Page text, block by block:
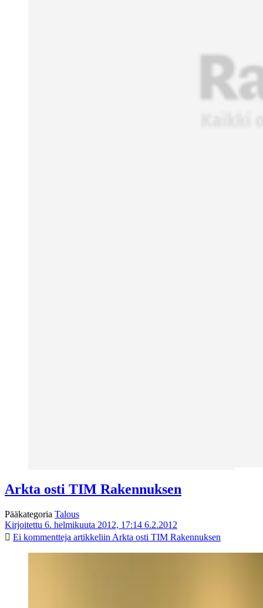
Arkta osti TIM Rakennuksen
Pääkategoria Talous
Kirjoitettu 6. helmikuuta 2012, 17:14 6.2.2012
Ei kommentteja artikkeliin Arkta osti TIM Rakennuksen